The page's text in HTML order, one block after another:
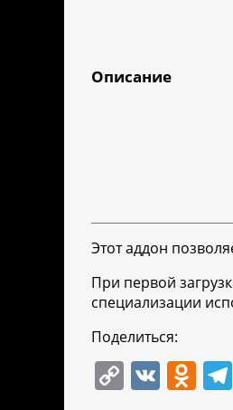
Описание
Этот аддон
При первой
специализации
Поделиться:
C V O